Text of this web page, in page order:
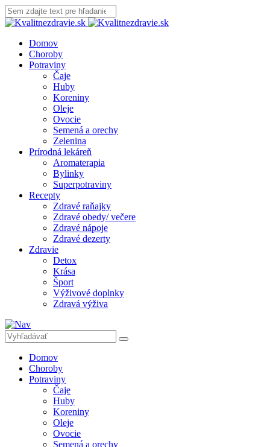
Domov
Choroby
Potraviny
Čaje
Huby
Koreniny
Oleje
Ovocie
Semená a orechy
Zelenina
Prírodná lekáreň
Aromaterapia
Bylinky
Superpotraviny
Recepty
Zdravé raňajky
Zdravé obedy/ večere
Zdravé nápoje
Zdravé dezerty
Zdravie
Detox
Krása
Šport
Výživové doplnky
Zdravá výživa
Domov
Choroby
Potraviny
Čaje
Huby
Koreniny
Oleje
Ovocie
Semená a orechy